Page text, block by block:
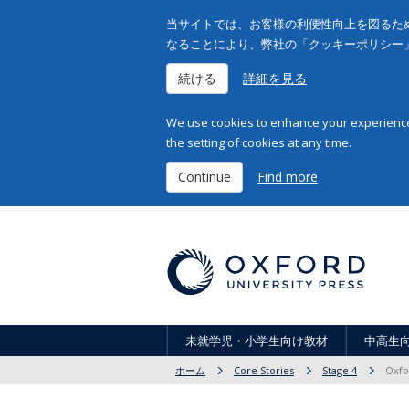
当サイトでは、お客様の利便性向上を図る
なることにより、弊社の「クッキーポリシ
続ける 詳細を見る
We use cookies to enhance your
the setting of cookies at any time.
Continue Find more
未就学児・小学生向け教材 中高生
ホーム Core Stories Stage 4